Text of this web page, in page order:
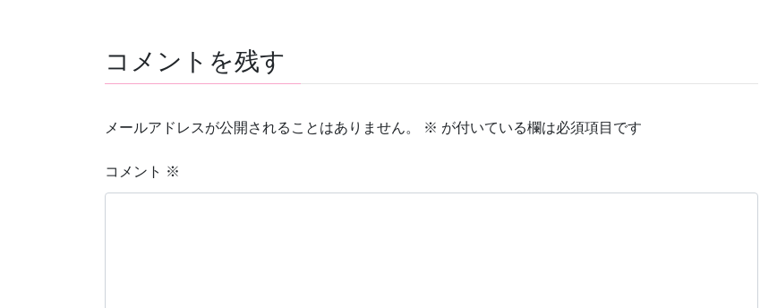
コメントを残す
メールアドレスが公開されることはありません。 ※ が付いている欄は必須項目です
コメント ※